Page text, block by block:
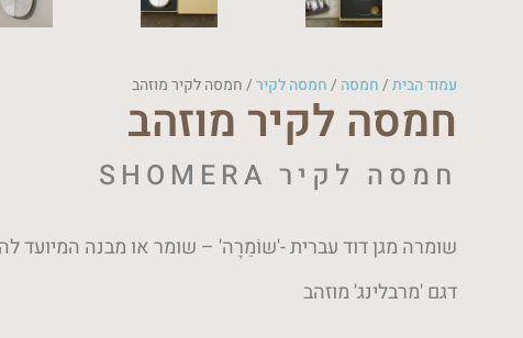
עמוד הבית/חמסה /חמסה לקיר/ חמסה לקיר מוזהב
חמסה לקיר מוזהב
חמסה לקיר SHOMERA
שומרה מגן דוד עברית -'שוֹמֵרָה' – שומר או מבנה המיועד
דגם 'מרבלינג' מוזהב